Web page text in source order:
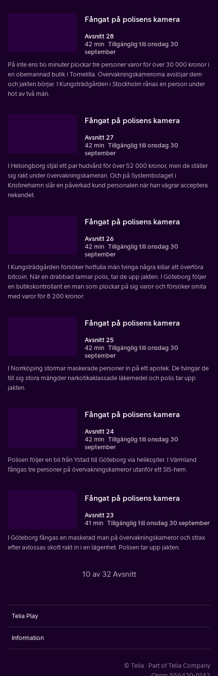
Fångat på polisens kamera
Avsnitt 28
42 min Tillgänglig till onsdag 30
september
På inte ens tio minuter plockar tre personer varor för över 30 000 kronor i
en obemannad butik i Tomelilla. Övervakningskamerorna avslöjar dem
och jakten börjar. I Kungsträdgården i Stockholm rånas en person under
hot av två män.
Fångat på polisens kamera
Avsnitt 27
42 min Tillgänglig till onsdag 30
september
I Helsingborg stjäl ett par hudvård för över 52 000 kronor, men de ställer
sig rakt under övervakningskameran. Och på Systembolaget i
Kristinehamn slår en påverkad kund personalen när han vägrar acceptera
nekandet.
Fångat på polisens kamera
Avsnitt 26
42 min Tillgänglig till onsdag 30
september
I Kungsträdgården försöker hotfulla män tvinga några killar att överföra
bitcoin. När en drabbad larmar polis, tar de upp jakten. I Göteborg följer
en butikskontrollant en man som plockar på sig varor och försöker smita
med varor för 8 200 kronor.
Fångat på polisens kamera
Avsnitt 25
42 min Tillgänglig till onsdag 30
september
I Norrköping stormar maskerade personer in på ett apotek. De tvingar de
till sig stora mängder narkotikaklassade läkemedel och polis tar upp
jakten.
Fångat på polisens kamera
Avsnitt 24
42 min Tillgänglig till onsdag 30
september
Polisen följer en bil från Ystad till Göteborg via helikopter. I Värmland
fångas tre personer på övervakningskameror utanför ett SIS-hem.
Fångat på polisens kamera
Avsnitt 23
41 min Tillgänglig till onsdag 30 september
I Göteborg fångas en maskerad man på övervakningskameror och strax
efter avlossas skott rakt in i en lägenhet. Polisen tar upp jakten.
10 av 32 Avsnitt
Telia Play
Information
© Telia · Part of Telia Company